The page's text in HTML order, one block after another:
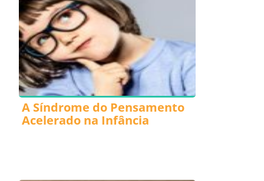
A Síndrome do Pensamento
Acelerado na Infância